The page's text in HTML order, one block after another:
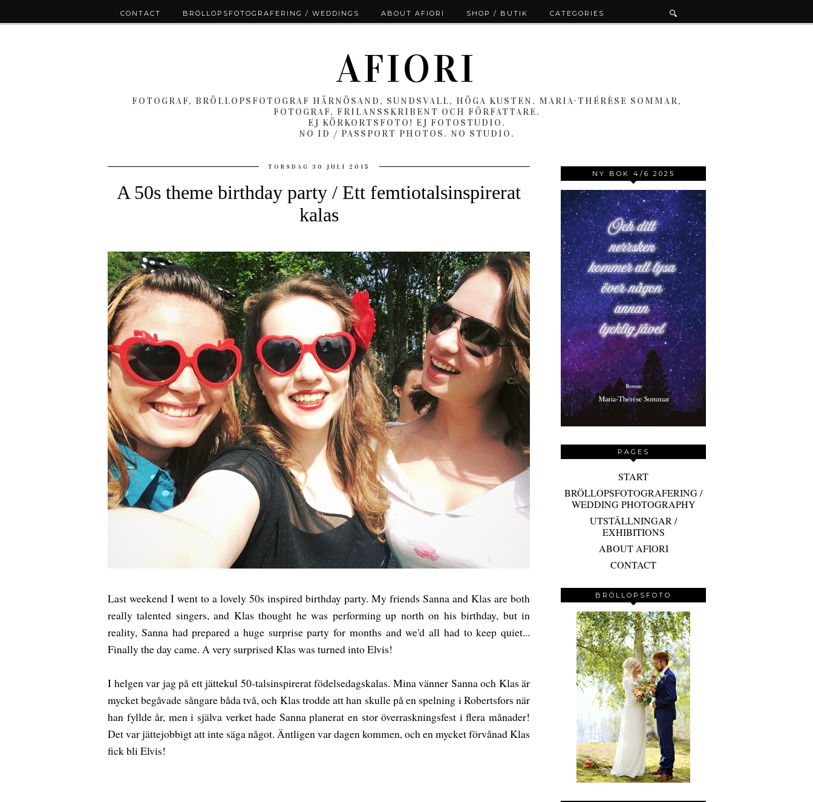
AFIORI
FOTOGRAF, BRÖLLOPSFOTOGRAF HÄRNÖSAND, SUNDSVALL, HÖGA KUSTEN. MARIA-THÉRÈSE SOMMAR,
FOTOGRAF, FRILANSSKRIBENT OCH FÖRFATTARE.
EJ KÖRKORTSFOTO! EJ FOTOSTUDIO.
NO ID / PASSPORT PHOTOS. NO STUDIO.
TORSDAG 30 JULI 2015
A 50s theme birthday party / Ett femtiotalsinspirerat
kalas
Last weekend I went to a lovely 50s inspired birthday party. My friends Sanna and Klas are both
really talented singers, and Klas thought he was performing up north on his birthday, but in
reality, Sanna had prepared a huge surprise party for months and we'd all had to keep quiet...
Finally the day came. A very surprised Klas was turned into Elvis!
I helgen var jag på ett jättekul 50-talsinspirerat födelsedagskalas. Mina vänner Sanna och Klas är
mycket begåvade sångare båda två, och Klas trodde att han skulle på en spelning i Robertsfors när
han fyllde år, men i själva verket hade Sanna planerat en stor överraskningsfest i flera månader!
Det var jättejobbigt att inte säga något. Äntligen var dagen kommen, och en mycket förvånad Klas
fick bli Elvis!
NY BOK 4/6 2025
PAGES
START
BRÖLLOPSFOTOGRAFERING /
WEDDING PHOTOGRAPHY
UTSTÄLLNINGAR /
EXHIBITIONS
ABOUT AFIORI
CONTACT
BRÖLLOPSFOTO
CONTACT BRÖLLOPSFOTOGRAFERING / WEDDINGS ABOUT AFIORI SHOP / BUTIK CATEGORIES